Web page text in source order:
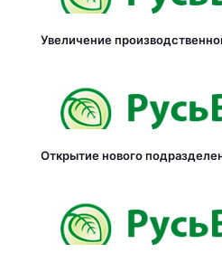
Увеличение
Открытие нового